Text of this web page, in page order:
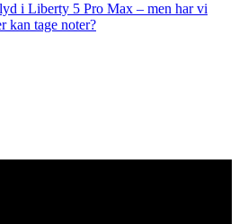
i Liberty 5 Pro Max – men har vi
kan tage noter?